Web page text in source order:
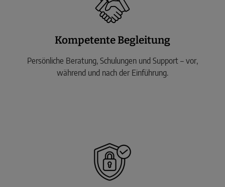
Kompetente Begleitung
Persönliche Beratung, Schulungen und Support – vor,
während und nach der Einführung.